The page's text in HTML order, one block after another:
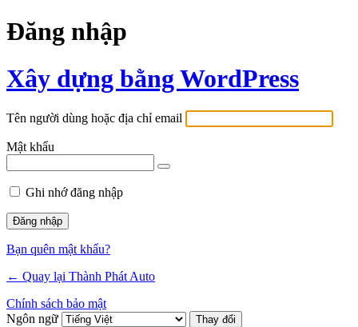
Đăng nhập
Xây dựng bằng WordPress
Tên người dùng hoặc địa chỉ email
Mật khẩu
Ghi nhớ đăng nhập
Bạn quên mật khẩu?
← Quay lại Thành Phát Auto
Chính sách bảo mật
Ngôn ngữ